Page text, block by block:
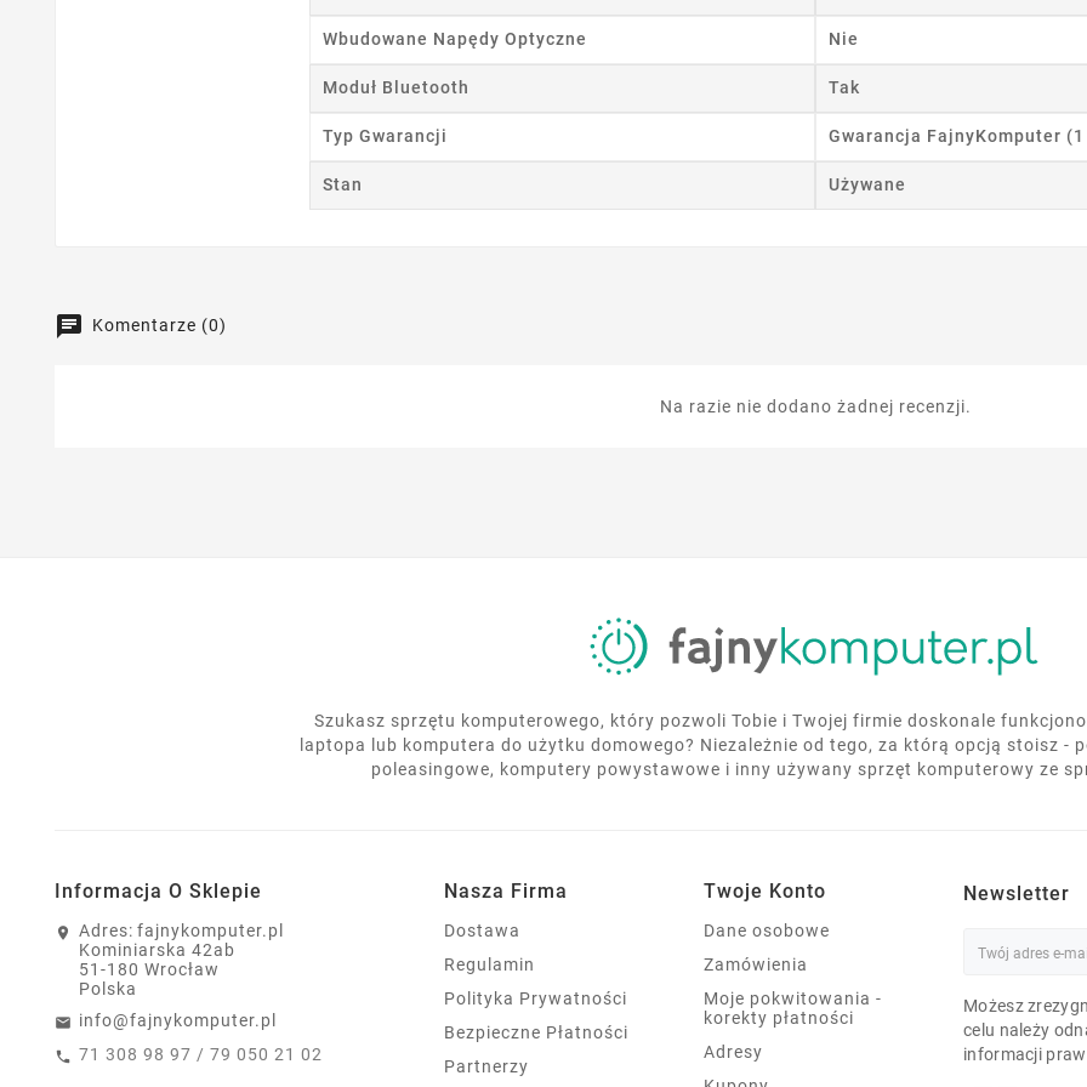
Wbudowane Napędy Optyczne Nie
Moduł Bluetooth Tak
Typ Gwarancji Gwarancja FajnyKomputer (1
Stan Używane
Komentarze (0)
Na razie nie dodano żadnej recenzji.
Szukasz sprzętu komputerowego, który pozwoli Tobie i Twojej firmie doskonale
laptopa lub komputera do użytku domowego? Niezależnie od tego, za którą opcją stoisz -
poleasingowe, komputery powystawowe i inny używany sprzęt komputerowy ze
Informacja O Sklepie
Adres: fajnykomputer.pl
Kominiarska 42ab
51-180 Wrocław
Polska
info@fajnykomputer.pl
71 308 98 97 / 79 050 21 02
Nasza Firma
Dostawa
Regulamin
Polityka Prywatności
Bezpieczne Płatności
Partnerzy
Twoje Konto
Dane osobowe
Zamówienia
Moje pokwitowania -
korekty płatności
Adresy
Newsletter
Możesz
celu należy
informacji